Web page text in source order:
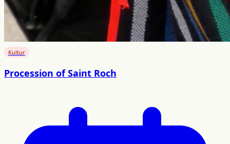
Kultur
Procession of Saint Roch